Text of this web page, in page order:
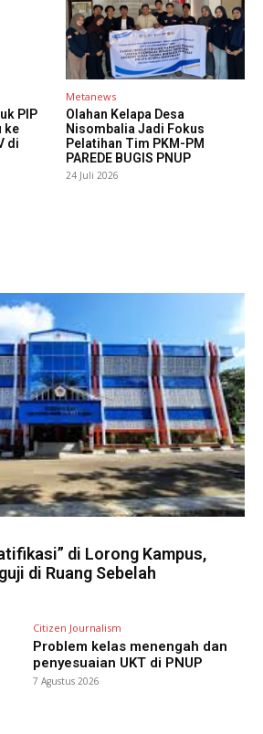
PIP
ke
di
Metanews
Olahan Kelapa Desa
Nisombalia Jadi Fokus
Pelatihan Tim PKM-PM
PAREDE BUGIS PNUP
24 Juli 2026
di Lorong Kampus,
di Ruang Sebelah
Citizen Journalism
Problem kelas menengah dan
penyesuaian UKT di PNUP
7 Agustus 2026